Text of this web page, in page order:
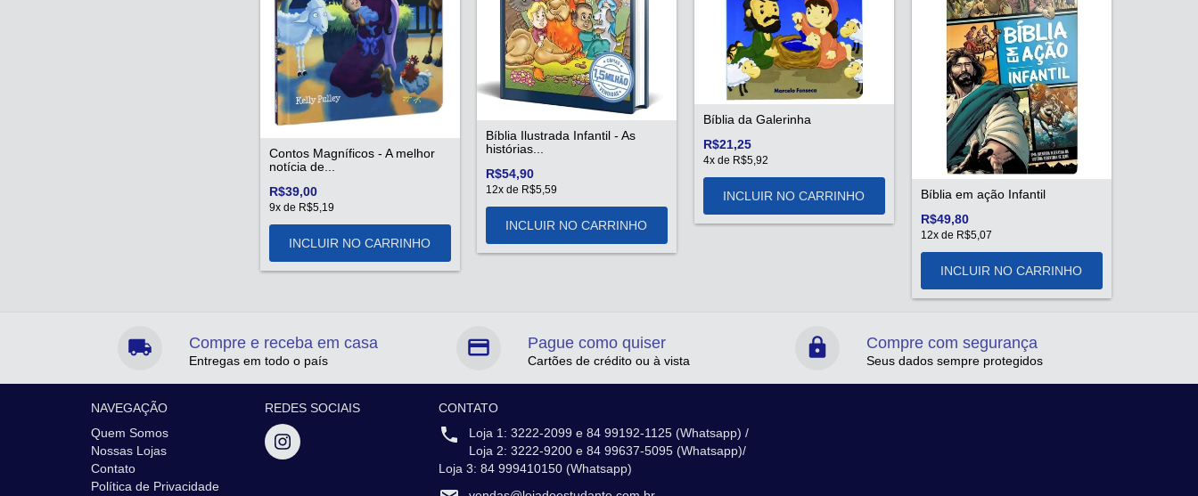
Contos Magníficos - A melhor
notícia de...
R$39,00
9x de R$5,19
Bíblia Ilustrada Infantil - As
histórias...
R$54,90
12x de R$5,59
Bíblia da Galerinha
R$21,25
4x de R$5,92
Bíblia em ação Infantil
R$49,80
12x de R$5,07
Compre e receba em casa
Entregas em todo o país
Pague como quiser
Cartões de crédito ou à vista
Compre com segurança
Seus dados sempre protegidos
NAVEGAÇÃO
Quem Somos
Nossas Lojas
Contato
Política de Privacidade
REDES SOCIAIS
CONTATO
Loja 1: 3222-2099 e 84 99192-1125 (Whatsapp) /
Loja 2: 3222-9200 e 84 99637-5095 (Whatsapp)/
Loja 3: 84 999410150 (Whatsapp)